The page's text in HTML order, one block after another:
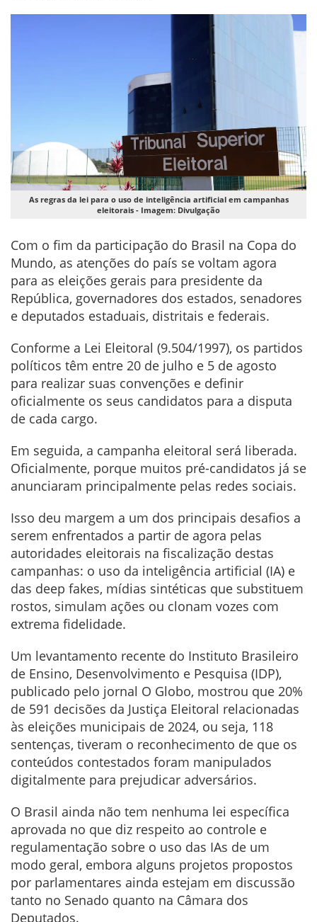
As regras da lei para o uso de inteligência artificial em campanhas
eleitorais - Imagem: Divulgação
Com o fim da participação do Brasil na Copa do
Mundo, as atenções do país se voltam agora
para as eleições gerais para presidente da
República, governadores dos estados, senadores
e deputados estaduais, distritais e federais.
Conforme a Lei Eleitoral (9.504/1997), os partidos
políticos têm entre 20 de julho e 5 de agosto
para realizar suas convenções e definir
oficialmente os seus candidatos para a disputa
de cada cargo.
Em seguida, a campanha eleitoral será liberada.
Oficialmente, porque muitos pré-candidatos já se
anunciaram principalmente pelas redes sociais.
Isso deu margem a um dos principais desafios a
serem enfrentados a partir de agora pelas
autoridades eleitorais na fiscalização destas
campanhas: o uso da inteligência artificial (IA) e
das deep fakes, mídias sintéticas que substituem
rostos, simulam ações ou clonam vozes com
extrema fidelidade.
Um levantamento recente do Instituto Brasileiro
de Ensino, Desenvolvimento e Pesquisa (IDP),
publicado pelo jornal O Globo, mostrou que 20%
de 591 decisões da Justiça Eleitoral relacionadas
às eleições municipais de 2024, ou seja, 118
sentenças, tiveram o reconhecimento de que os
conteúdos contestados foram manipulados
digitalmente para prejudicar adversários.
O Brasil ainda não tem nenhuma lei específica
aprovada no que diz respeito ao controle e
regulamentação sobre o uso das IAs de um
modo geral, embora alguns projetos propostos
por parlamentares ainda estejam em discussão
tanto no Senado quanto na Câmara dos
Deputados.